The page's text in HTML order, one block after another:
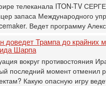
телеканала ITON-TV
запаса Международного
Ведет программу
доведет Трампа до крайних
Шарпа
вокруг противостояния
последний момент отменил
Какую опасную игру